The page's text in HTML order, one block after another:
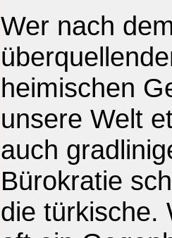
Wer nach
heimischen
unsere Welt
auch
Bürokratie
die türkische.